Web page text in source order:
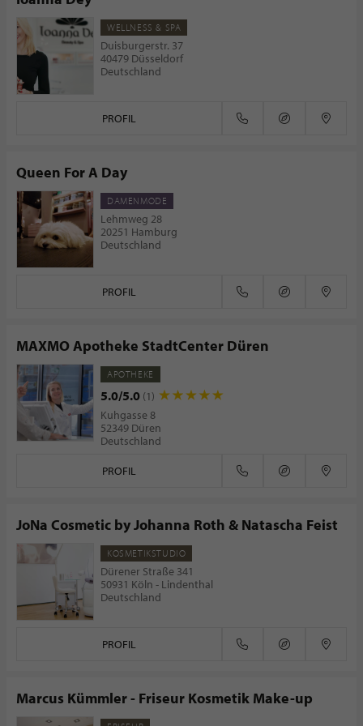
WELLNESS & SPA
Duisburgerstr. 37
40479 Düsseldorf
Deutschland
PROFIL
Queen For A Day
DAMENMODE
Lehmweg 28
20251 Hamburg
Deutschland
PROFIL
MAXMO Apotheke StadtCenter Düren
APOTHEKE
5.0/5.0 (1)
Kuhgasse 8
52349 Düren
Deutschland
PROFIL
JoNa Cosmetic by Johanna Roth & Natascha Feist
KOSMETIKSTUDIO
Dürener Straße 341
50931 Köln - Lindenthal
Deutschland
PROFIL
Marcus Kümmler - Friseur Kosmetik Make-up